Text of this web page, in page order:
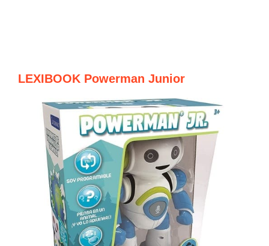
LEXIBOOK Powerman Junior